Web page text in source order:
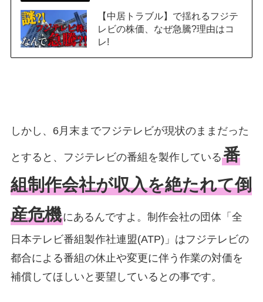
【中居トラブル】で揺れるフジテ
レビの株価、なぜ急騰?理由はコ
レ!
しかし、6月末までフジテレビが現状のままだった
とすると、フジテレビの番組を製作している番
組制作会社が収入を絶たれて倒
産危機にあるんですよ。制作会社の団体「全
日本テレビ番組製作社連盟(ATP)」はフジテレビの
都合による番組の休止や変更に伴う作業の対価を
補償してほしいと要望しているとの事です。